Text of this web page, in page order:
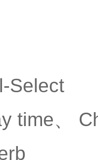
Select
time、